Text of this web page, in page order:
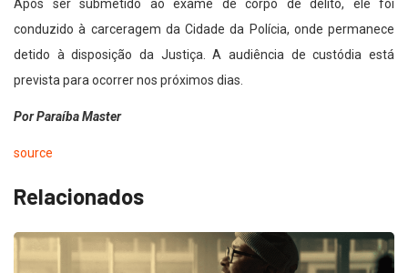
Após ser submetido ao exame de corpo de delito, ele foi
conduzido à carceragem da Cidade da Polícia, onde permanece
detido à disposição da Justiça. A audiência de custódia está
prevista para ocorrer nos próximos dias.
Por Paraíba Master
source
Relacionados